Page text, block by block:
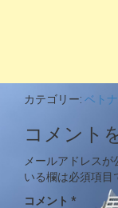
カテゴリー: ベト
コメント
メールアドレス
いる欄は必須項目
コメント *